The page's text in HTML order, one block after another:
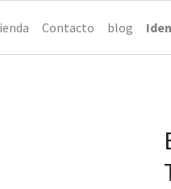
Contacto blog